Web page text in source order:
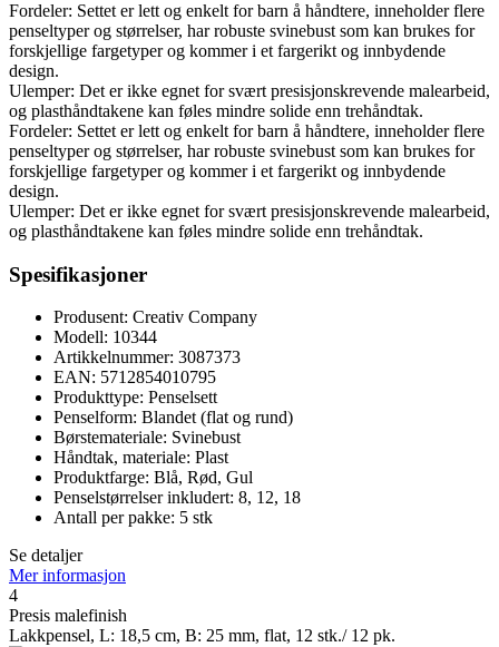
Fordeler: Settet er lett og enkelt for barn å håndtere, inneholder flere
penseltyper og størrelser, har robuste svinebust som kan brukes for
forskjellige fargetyper og kommer i et fargerikt og innbydende
design.
Ulemper: Det er ikke egnet for svært presisjonskrevende malearbeid,
og plasthåndtakene kan føles mindre solide enn trehåndtak.
Fordeler: Settet er lett og enkelt for barn å håndtere, inneholder flere
penseltyper og størrelser, har robuste svinebust som kan brukes for
forskjellige fargetyper og kommer i et fargerikt og innbydende
design.
Ulemper: Det er ikke egnet for svært presisjonskrevende malearbeid,
og plasthåndtakene kan føles mindre solide enn trehåndtak.
Spesifikasjoner
Produsent: Creativ Company
Modell: 10344
Artikkelnummer: 3087373
EAN: 5712854010795
Produkttype: Penselsett
Penselform: Blandet (flat og rund)
Børstemateriale: Svinebust
Håndtak, materiale: Plast
Produktfarge: Blå, Rød, Gul
Penselstørrelser inkludert: 8, 12, 18
Antall per pakke: 5 stk
Se detaljer
Mer informasjon
4
Presis malefinish
Lakkpensel, L: 18,5 cm, B: 25 mm, flat, 12 stk./ 12 pk.